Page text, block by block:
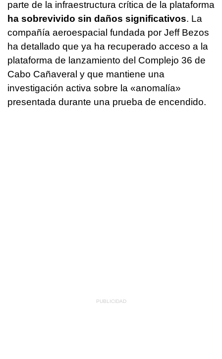
parte de la infraestructura crítica de la plataforma
ha sobrevivido sin daños significativos. La
compañía aeroespacial fundada por Jeff Bezos
ha detallado que ya ha recuperado acceso a la
plataforma de lanzamiento del Complejo 36 de
Cabo Cañaveral y que mantiene una
investigación activa sobre la «anomalía»
presentada durante una prueba de encendido.